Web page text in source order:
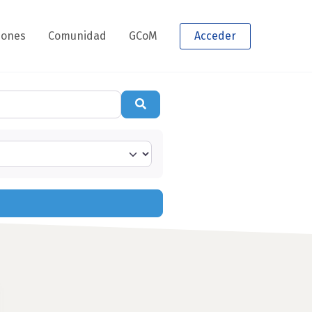
Comunidad GCoM Acceder
Buscar